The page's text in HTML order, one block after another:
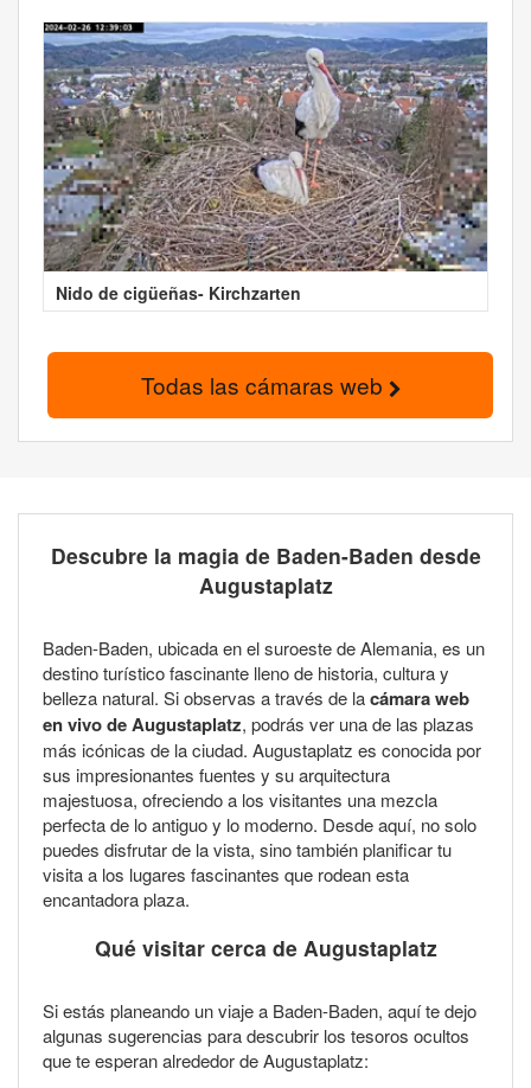
Nido de cigüeñas- Kirchzarten
Todas las cámaras web
Descubre la magia de Baden-Baden desde
Augustaplatz
Baden-Baden, ubicada en el suroeste de Alemania, es un
destino turístico fascinante lleno de historia, cultura y
belleza natural. Si observas a través de lacámara web
en vivo de Augustaplatz, podrás ver una de las plazas
más icónicas de la ciudad. Augustaplatz es conocida por
sus impresionantes fuentes y su arquitectura
majestuosa, ofreciendo a los visitantes una mezcla
perfecta de lo antiguo y lo moderno. Desde aquí, no solo
puedes disfrutar de la vista, sino también planificar tu
visita a los lugares fascinantes que rodean esta
encantadora plaza.
Qué visitar cerca de Augustaplatz
Si estás planeando un viaje a Baden-Baden, aquí te dejo
algunas sugerencias para descubrir los tesoros ocultos
que te esperan alrededor de Augustaplatz: